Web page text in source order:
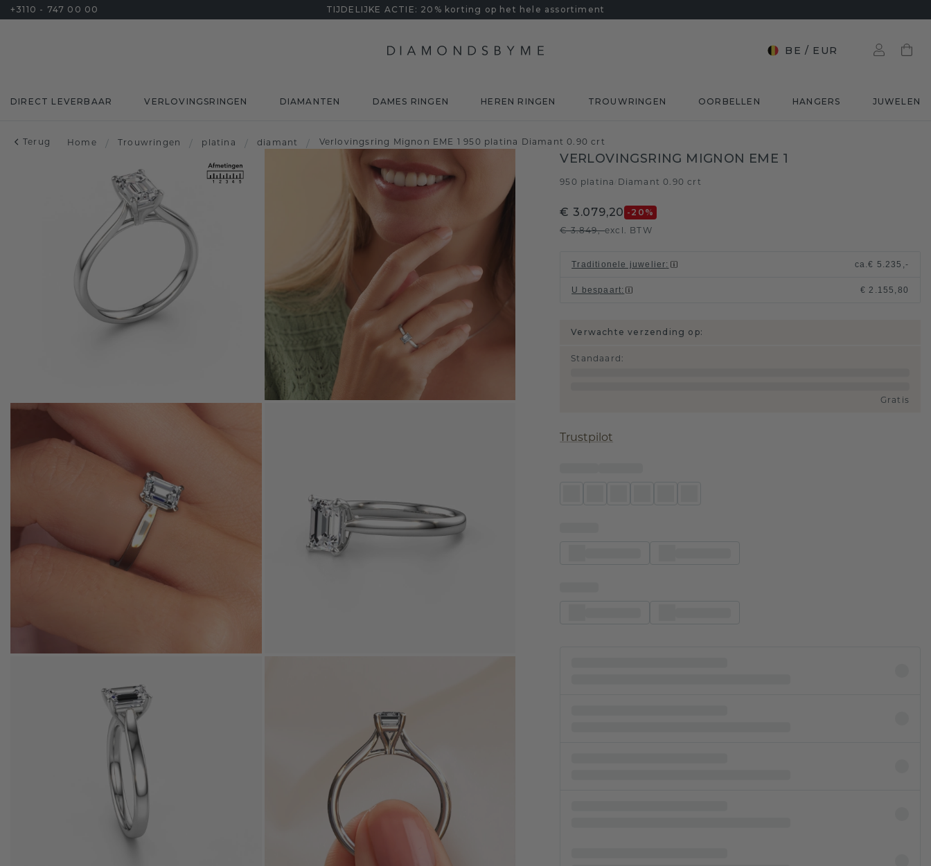
+3110 - 747 00 00 TIJDELIJKE ACTIE: 20% korting op het hele assortiment
BE / EUR
DIRECT LEVERBAAR VERLOVINGSRINGEN DIAMANTEN DAMES RINGEN HEREN RINGEN TROUWRINGEN OORBELLEN HANGERS JUWELEN
Terug Home / Trouwringen / platina / diamant / Verlovingsring Mignon EME 1 950 platina Diamant 0.90 crt
VERLOVINGSRING MIGNON EME 1
950 platina Diamant 0.90 crt
€ 3.079,20 -20 %
€ 3.849,-excl. BTW
Traditionele juwelier: ca.€ 5.235,-
U bespaart: € 2.155,80
Verwachte verzending op:
Standaard :
Gratis
Trustpilot